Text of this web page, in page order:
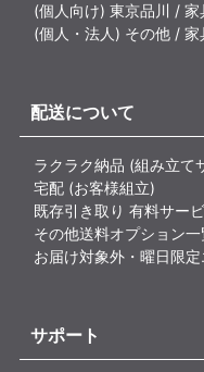
(個人向け) 東京品川 / 家
(個人・法人) その他 / 家
配送について
ラクラク納品 (組み立て
宅配 (お客様組立)
既存引き取り 有料サー
その他送料オプション一
お届け対象外・曜日限
サポート